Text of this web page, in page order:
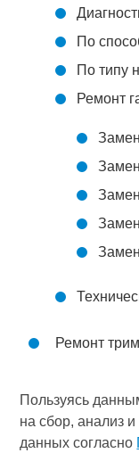
По
По типу
Ремонт
Ремонт
Пользуясь
на сбор, анализ
данных согласно